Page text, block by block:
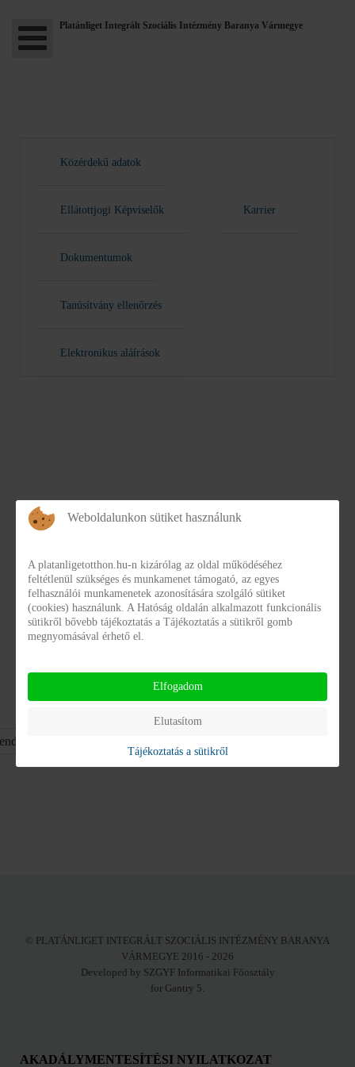
Platánliget Integrált Szociális Intézmény Baranya Vármegye
Közérdekű adatok
Ellátottjogi Képviselők Karrier
Dokumentumok
Tanúsítvány ellenőrzés
Elektronikus aláírások
Dokumentumtár
STATISZTIKÁK KÖZÉRDEKŰ
ADATOKRÓL
Statisztikák közérdekű adatokról - Archívum
NAIH 2024 évi jelentés
Részletek
Kijelzettek
száma
© PLATÁNLIGET INTEGRÁLT SZOCIÁLIS INTÉZMÉNY BARANYA
VÁRMEGYE 2016 - 2026
Developed by SZGYF Informatikai Főosztály
for Gantry 5.
AKADÁLYMENTESÍTÉSI NYILATKOZAT
Weboldalunkon sütiket használunk
A platanligetotthon.hu-n kizárólag az oldal működéséhez
feltétlenül szükséges és munkamenet támogató, az egyes
felhasználói munkamenetek azonosítására szolgáló sütiket
(cookies) használunk. A Hatóság oldalán alkalmazott funkcionális
sütikről bővebb tájékoztatás a Tájékoztatás a sütikről gomb
megnyomásával érhető el.
Elfogadom
Elutasítom
Tájékoztatás a sütikről